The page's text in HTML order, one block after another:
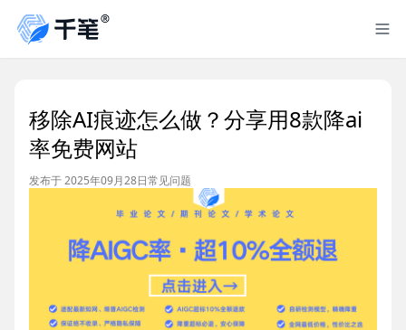
移除AI痕迹怎么做？分享用8款降ai
率免费网站
发布于 2025年09月28日常见问题